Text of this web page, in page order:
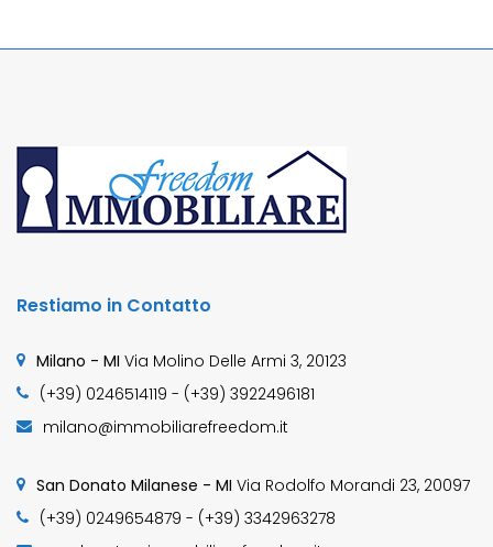
Restiamo in Contatto
Milano - MI Via Molino Delle Armi 3, 20123
(+39) 0246514119 - (+39) 3922496181
milano@immobiliarefreedom.it
San Donato Milanese - MI Via Rodolfo Morandi 23, 20097
(+39) 0249654879 - (+39) 3342963278